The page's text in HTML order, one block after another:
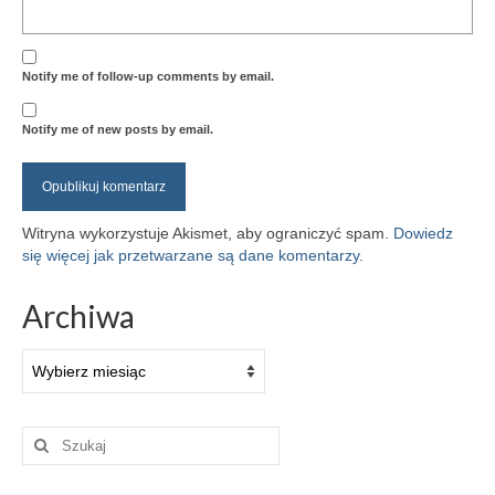
Notify me of follow-up comments by email.
Notify me of new posts by email.
Witryna wykorzystuje Akismet, aby ograniczyć spam. Dowiedz
się więcej jak przetwarzane są dane komentarzy.
Archiwa
Szuklaj